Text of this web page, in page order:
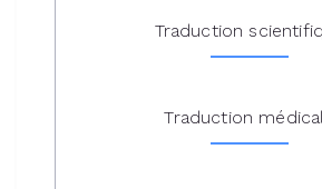
Traduction
Traduction